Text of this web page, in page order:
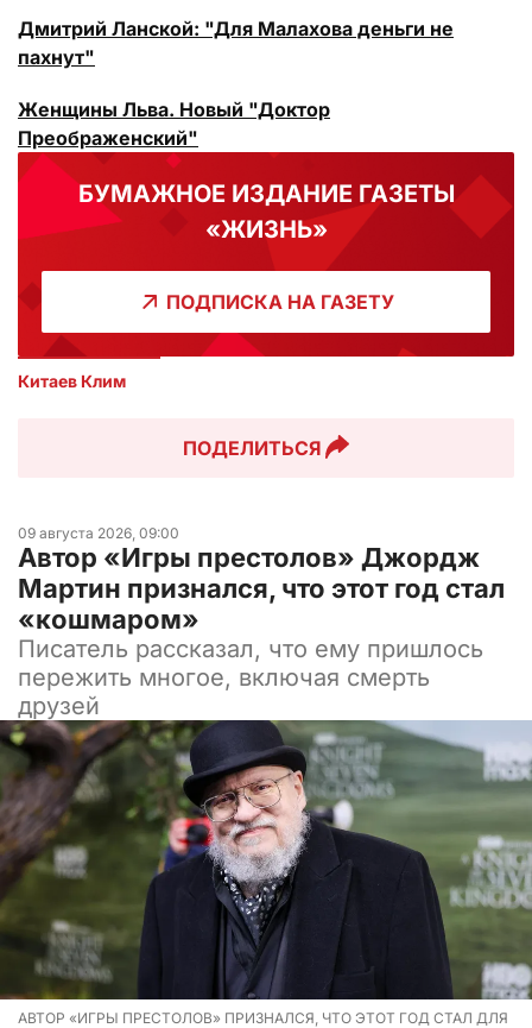
Дмитрий Ланской: "Для Малахова деньги не
пахнут"
Женщины Льва. Новый "Доктор
Преображенский"
БУМАЖНОЕ ИЗДАНИЕ ГАЗЕТЫ
«ЖИЗНЬ»
ПОДПИСКА НА ГАЗЕТУ
Китаев Клим
ПОДЕЛИТЬСЯ
09 августа 2026, 09:00
Автор «Игры престолов» Джордж
Мартин признался, что этот год стал
«кошмаром»
Писатель рассказал, что ему пришлось
пережить многое, включая смерть
друзей
АВТОР «ИГРЫ ПРЕСТОЛОВ» ПРИЗНАЛСЯ, ЧТО ЭТОТ ГОД СТАЛ ДЛЯ